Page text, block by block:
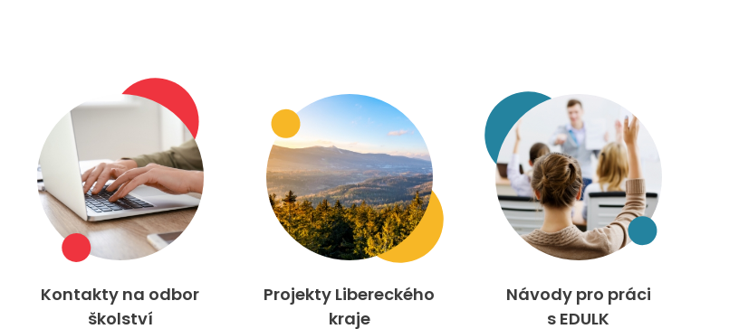
Kontakty na odbor
školství
Projekty Libereckého
kraje
Návody pro práci
s EDULK